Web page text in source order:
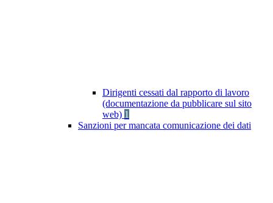
Dirigenti cessati dal rapporto di lavoro
(documentazione da pubblicare sul sito
web) 1
Sanzioni per mancata comunicazione dei dati